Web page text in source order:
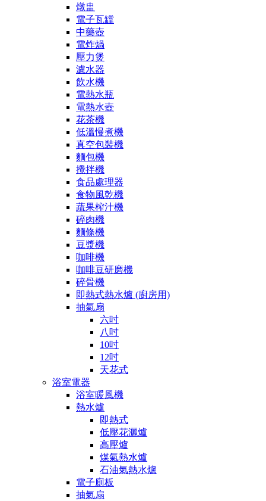
燉盅
電子瓦罉
中藥壺
電炸煱
壓力煲
濾水器
飲水機
電熱水瓶
電熱水壺
花茶機
低溫慢煮機
真空包裝機
麵包機
攪拌機
食品處理器
食物風乾機
蔬果榨汁機
碎肉機
麵條機
豆漿機
咖啡機
咖啡豆研磨機
碎骨機
即熱式熱水爐 (廚房用)
抽氣扇
六吋
八吋
10吋
12吋
天花式
浴室電器
浴室暖風機
熱水爐
即熱式
低壓花灑爐
高壓爐
煤氣熱水爐
石油氣熱水爐
電子廁板
抽氣扇